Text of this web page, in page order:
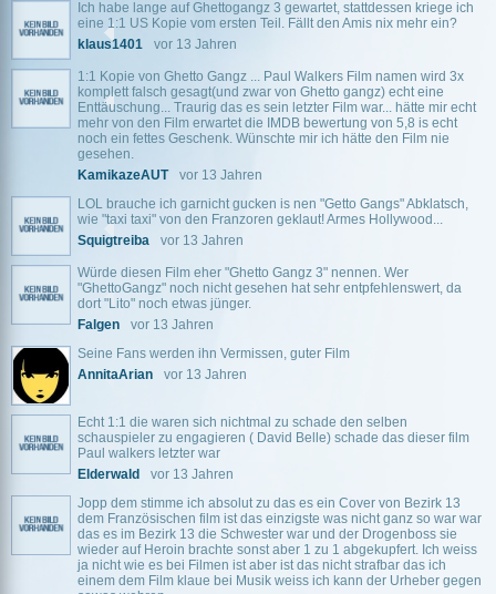
Ich habe lange auf Ghettogangz 3 gewartet, stattdessen kriege ich
eine 1:1 US Kopie vom ersten Teil. Fällt den Amis nix mehr ein?
klaus1401
vor 13 Jahren
1:1 Kopie von Ghetto Gangz ... Paul Walkers Film namen wird 3x
komplett falsch gesagt(und zwar von Ghetto gangz) echt eine
Enttäuschung... Traurig das es sein letzter Film war... hätte mir echt
mehr von den Film erwartet die IMDB bewertung von 5,8 is echt
noch ein fettes Geschenk. Wünschte mir ich hätte den Film nie
gesehen.
KamikazeAUT
vor 13 Jahren
LOL brauche ich garnicht gucken is nen "Getto Gangs" Abklatsch,
wie "taxi taxi" von den Franzoren geklaut! Armes Hollywood...
Squigtreiba
vor 13 Jahren
Würde diesen Film eher "Ghetto Gangz 3" nennen. Wer
"GhettoGangz" noch nicht gesehen hat sehr entpfehlenswert, da
dort "Lito" noch etwas jünger.
Falgen
vor 13 Jahren
Seine Fans werden ihn Vermissen, guter Film
AnnitaArian
vor 13 Jahren
Echt 1:1 die waren sich nichtmal zu schade den selben
schauspieler zu engagieren ( David Belle) schade das dieser film
Paul walkers letzter war
Elderwald
vor 13 Jahren
Jopp dem stimme ich absolut zu das es ein Cover von Bezirk 13
dem Französischen film ist das einzigste was nicht ganz so war war
das es im Bezirk 13 die Schwester war und der Drogenboss sie
wieder auf Heroin brachte sonst aber 1 zu 1 abgekupfert. Ich weiss
ja nicht wie es bei Filmen ist aber ist das nicht strafbar das ich
einem dem Film klaue bei Musik weiss ich kann der Urheber gegen